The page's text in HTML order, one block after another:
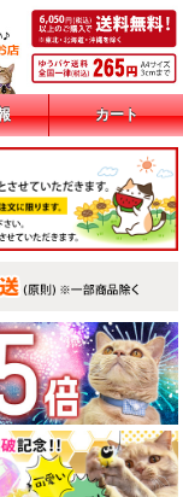
カート